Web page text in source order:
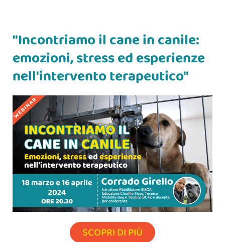
"Incontriamo il cane in canile:
emozioni, stress ed esperienze
nell'intervento terapeutico"
SCOPRI DI PIÙ